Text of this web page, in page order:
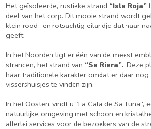
Het geïsoleerde, rustieke strand “Isla Roja”
deel van het dorp. Dit mooie strand wordt
klein rood- en rotsachtig eilandje dat haar
geeft.
In het Noorden ligt er één van de meest
stranden, het strand van “Sa Riera”. Deze
haar traditionele karakter omdat er daar nog
vissershuisjes te vinden zijn.
In het Oosten, vindt u “La Cala de Sa Tuna”,
natuurlijke omgeving met schoon en
allerlei services voor de bezoekers van de